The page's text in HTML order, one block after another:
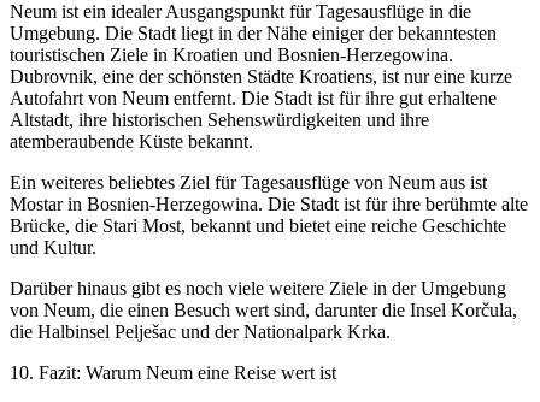
Neum ist ein idealer Ausgangspunkt für Tagesausflüge in die
Umgebung. Die Stadt liegt in der Nähe einiger der bekanntesten
touristischen Ziele in Kroatien und Bosnien-Herzegowina.
Dubrovnik, eine der schönsten Städte Kroatiens, ist nur eine kurze
Autofahrt von Neum entfernt. Die Stadt ist für ihre gut erhaltene
Altstadt, ihre historischen Sehenswürdigkeiten und ihre
atemberaubende Küste bekannt.
Ein weiteres beliebtes Ziel für Tagesausflüge von Neum aus ist
Mostar in Bosnien-Herzegowina. Die Stadt ist für ihre berühmte alte
Brücke, die Stari Most, bekannt und bietet eine reiche Geschichte
und Kultur.
Darüber hinaus gibt es noch viele weitere Ziele in der Umgebung
von Neum, die einen Besuch wert sind, darunter die Insel Korčula,
die Halbinsel Pelješac und der Nationalpark Krka.
10. Fazit: Warum Neum eine Reise wert ist